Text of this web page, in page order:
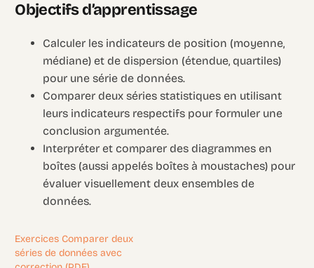
Objectifs d’apprentissage
Calculer les indicateurs de position (moyenne,
médiane) et de dispersion (étendue, quartiles)
pour une série de données.
Comparer deux séries statistiques en utilisant
leurs indicateurs respectifs pour formuler une
conclusion argumentée.
Interpréter et comparer des diagrammes en
boîtes (aussi appelés boîtes à moustaches) pour
évaluer visuellement deux ensembles de
données.
Exercices Comparer deux
séries de données avec